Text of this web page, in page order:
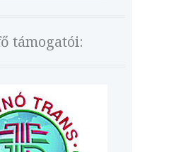
támogatói: